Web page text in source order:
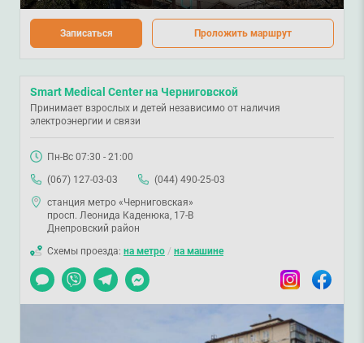
Записаться Проложить маршрут
Smart Medical Center на Черниговской
Принимает взрослых и детей независимо от наличия
электроэнергии и связи
Пн-Вс 07:30 - 21:00
(067) 127-03-03
(044) 490-25-03
станция метро «Черниговская»
просп. Леонида Каденюка, 17-В
Днепровский район
Схемы проезда: на метро / на машине
Чат
Viber TelegramMessenger InstagramFacebook